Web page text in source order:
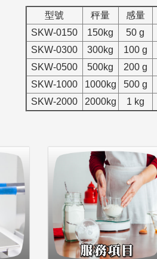
型號 秤量 感量
SKW-0150
150kg 50 g
SKW-0300
300kg 100 g
SKW-0500
500kg 200 g
SKW-1000
1000kg 500 g
SKW-2000
2000kg 1 kg